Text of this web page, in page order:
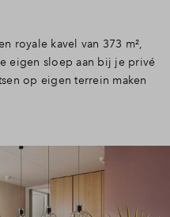
royale kavel van 373 m²,
eigen sloep aan bij je privé
op eigen terrein maken